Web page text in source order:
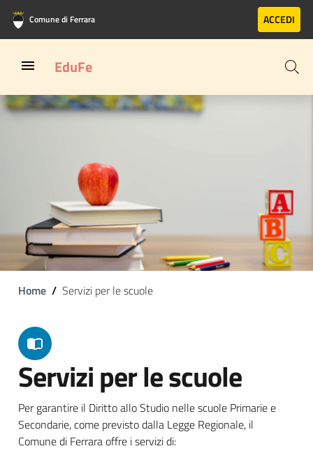
Vai al contenuto principale
Vai al footer
Comune di Ferrara ACCEDI
EduFe
Home Servizi per le scuole
Servizi per le scuole
Per garantire il Diritto allo Studio nelle scuole Primarie e
Secondarie, come previsto dalla Legge Regionale, il
Comune di Ferrara offre i servizi di: